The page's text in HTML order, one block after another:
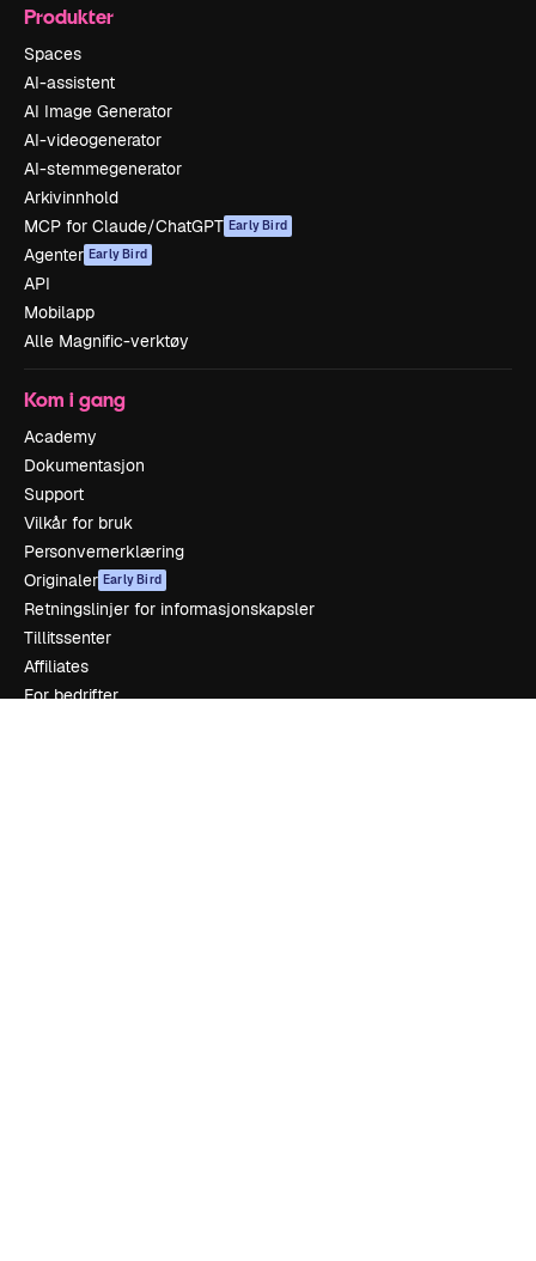
Produkter
Spaces
AI-assistent
AI Image Generator
AI-videogenerator
AI-stemmegenerator
Arkivinnhold
MCP for Claude/ChatGPT Early Bird
Agenter Early Bird
API
Mobilapp
Alle Magnific-verktøy
Kom i gang
Academy
Dokumentasjon
Support
Vilkår for bruk
Personvernerklæring
Originaler Early Bird
Retningslinjer for informasjonskapsler
Tillitssenter
Affiliates
For bedrifter